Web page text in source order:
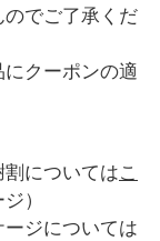
でご了承くだ
クーポンの適
についてはこ
）
ジについては